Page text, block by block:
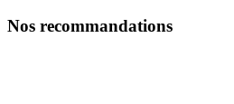
Nos recommandations